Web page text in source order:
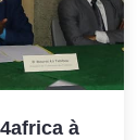
à